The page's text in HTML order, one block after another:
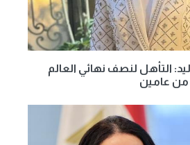
التأهل لنصف نهائي العالم
من عامين